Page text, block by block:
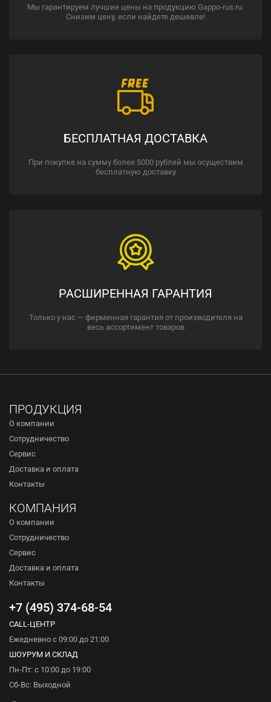
Мы гарантируем лучшие цены на продукцию Gappo-rus.ru.
Снизим цену, если найдете дешевле!
БЕСПЛАТНАЯ ДОСТАВКА
При покупке на сумму более 5000 рублей мы осуществим
бесплатную доставку
РАСШИРЕННАЯ ГАРАНТИЯ
Только у нас — фирменная гарантия от производителя на
весь ассортимент товаров
ПРОДУКЦИЯ
О компании
Сотрудничество
Сервис
Доставка и оплата
Контакты
КОМПАНИЯ
О компании
Сотрудничество
Сервис
Доставка и оплата
Контакты
+7 (495) 374-68-54
CALL-ЦЕНТР
Ежедневно с 09:00 до 21:00
ШОУРУМ И СКЛАД
Пн-Пт: с 10:00 до 19:00
Сб-Вс: Выходной